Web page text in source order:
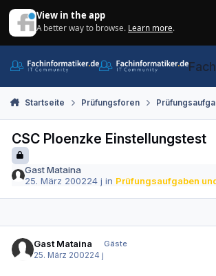
View in the app
A better way to browse. Learn more.
Startseite Prüfungsforen
CSC Ploenzke Einstellungstest
Gast Mataina
25. März 200224 j in Prüfungsaufgaben
Gast Mataina
Gäste
25. März 200224 j